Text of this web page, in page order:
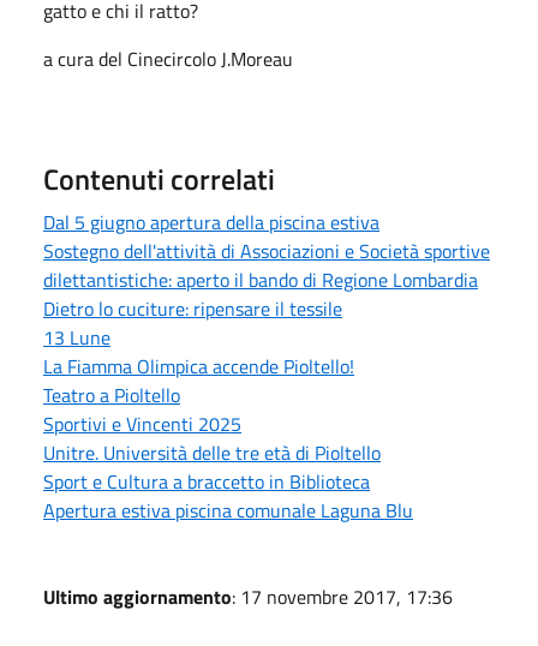
gatto e chi il ratto?
a cura del Cinecircolo J.Moreau
Contenuti correlati
Dal 5 giugno apertura della piscina estiva
Sostegno dell'attività di Associazioni e Società sportive
dilettantistiche: aperto il bando di Regione Lombardia
Dietro lo cuciture: ripensare il tessile
13 Lune
La Fiamma Olimpica accende Pioltello!
Teatro a Pioltello
Sportivi e Vincenti 2025
Unitre. Università delle tre età di Pioltello
Sport e Cultura a braccetto in Biblioteca
Apertura estiva piscina comunale Laguna Blu
Ultimo aggiornamento: 17 novembre 2017, 17:36